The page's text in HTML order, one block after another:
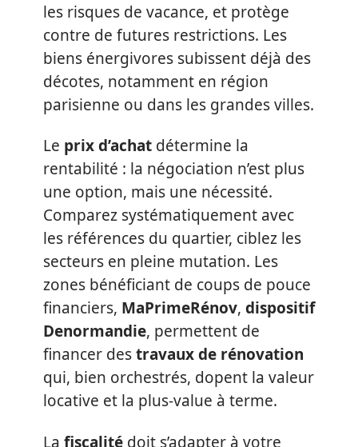
les risques de vacance, et protège
contre de futures restrictions. Les
biens énergivores subissent déjà des
décotes, notamment en région
parisienne ou dans les grandes villes.
Le prix d’achat détermine la
rentabilité : la négociation n’est plus
une option, mais une nécessité.
Comparez systématiquement avec
les références du quartier, ciblez les
secteurs en pleine mutation. Les
zones bénéficiant de coups de pouce
financiers, MaPrimeRénov, dispositif
Denormandie, permettent de
financer destravaux de rénovation
qui, bien orchestrés, dopent la valeur
locative et la plus-value à terme.
La fiscalité doit s’adapter à votre